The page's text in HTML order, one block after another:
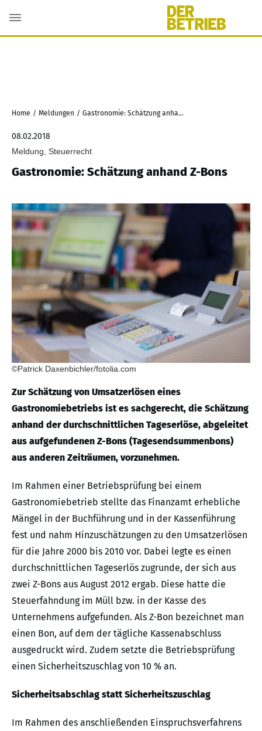
Home / Meldungen / Gastronomie: Schätzung anhand Z-Bons
08.02.2018
Meldung, Steuerrecht
Gastronomie: Schätzung anhand Z-Bons
©Patrick Daxenbichler/fotolia.com
Zur Schätzung von Umsatzerlösen eines
Gastronomiebetriebs ist es sachgerecht, die Schätzung
anhand der durchschnittlichen Tageserlöse, abgeleitet
aus aufgefundenen Z-Bons (Tagesendsummenbons)
aus anderen Zeiträumen, vorzunehmen.
Im Rahmen einer Betriebsprüfung bei einem
Gastronomiebetrieb stellte das Finanzamt erhebliche
Mängel in der Buchführung und in der Kassenführung
fest und nahm Hinzuschätzungen zu den Umsatzerlösen
für die Jahre 2000 bis 2010 vor. Dabei legte es einen
durchschnittlichen Tageserlös zugrunde, der sich aus
zwei Z-Bons aus August 2012 ergab. Diese hatte die
Steuerfahndung im Müll bzw. in der Kasse des
Unternehmens aufgefunden. Als Z-Bon bezeichnet man
einen Bon, auf dem der tägliche Kassenabschluss
ausgedruckt wird. Zudem setzte die Betriebsprüfung
einen Sicherheitszuschlag von 10 % an.
Sicherheitsabschlag statt Sicherheitszuschlag
Im Rahmen des anschließenden Einspruchsverfahrens